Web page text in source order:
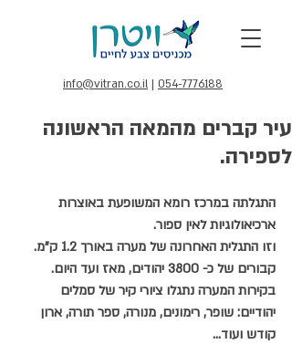
info@vitran.co.il | 054-7776188
עיר קברים מהמאה הראשונה
לספירה.
התגלתה במרכז רומא המשופעת באוצרות
ארכיאולוגיות לאין ספור.
וזו התגלית האחרונה של מערה באורך 1.2 ק"מ.
קבורים של כ- 3800 יהודים, מאז ועד היום.
בקירות המערה נתגלו ציורי קיר של סמלים
יהודיים: שופר, רימונים, מנורה, ספר תורה, ארון
קודש ועוד...